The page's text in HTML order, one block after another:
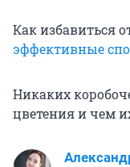
Как избавиться
эффективные
Никаких
цветения и чем